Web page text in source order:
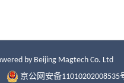
by Beijing Magtech Co. Ltd
京公网安备11010202008535